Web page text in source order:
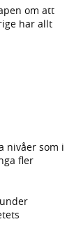
om att
har allt
nivåer som i
fler